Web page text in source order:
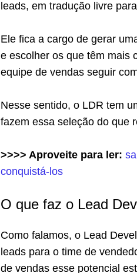
leads, em tradução livre
Ele fica a cargo de gerar
e escolher os que têm mais
equipe de vendas seguir
Nesse sentido, o LDR tem
fazem essa seleção do que
>>>> Aproveite para ler:
conquistá-los
O que faz o Lead
Como falamos, o Lead
leads para o time de
de vendas esse potencial